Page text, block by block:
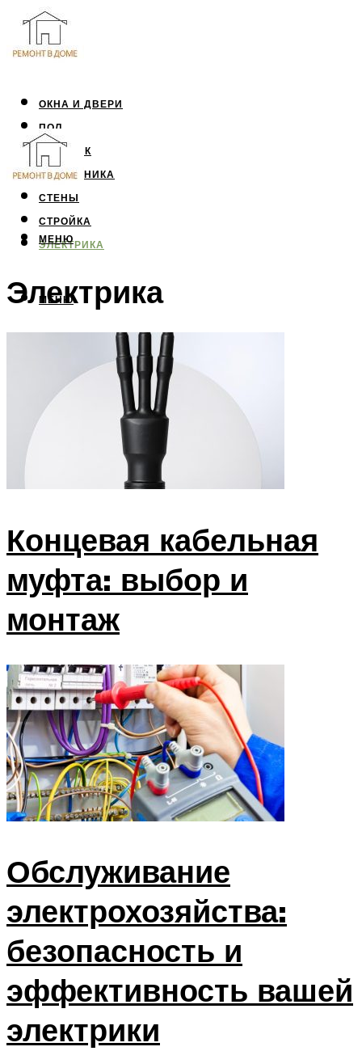
ОКНА И ДВЕРИ
ПОЛ
ПОТОЛОК
САНТЕХНИКА
СТЕНЫ
СТРОЙКА
ЭЛЕКТРИКА
МЕНЮ
МЕНЮ
Электрика
Концевая кабельная
муфта: выбор и
монтаж
Обслуживание
электрохозяйства:
безопасность и
эффективность вашей
электрики